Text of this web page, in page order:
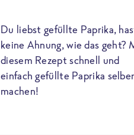
Du liebst gefüllte Paprika,
keine Ahnung, wie das geht?
diesem Rezept schnell und
einfach gefüllte Paprika selber
machen!